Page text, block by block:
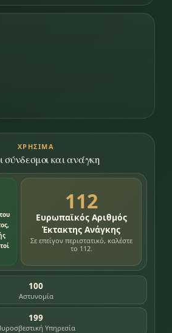
ΧΡΉΣΙΜΑ
σύνδεσμοι και ανάγκη
112
Ευρωπαϊκός Αριθμός
Έκτακτης Ανάγκης
Σε επείγον περιστατικό, καλέστε
το 112.
100
Αστυνομία
199
Υπηρεσία